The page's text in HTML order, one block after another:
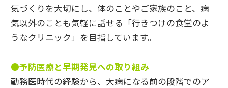
気づくりを大切にし、体のことやご家族のこと、病
気以外のことも気軽に話せる「行きつけの食堂のよ
うなクリニック」を目指しています。
●予防医療と早期発見への取り組み
勤務医時代の経験から、大病になる前の段階でのア